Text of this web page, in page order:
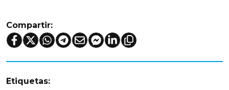
Compartir:
Etiquetas: